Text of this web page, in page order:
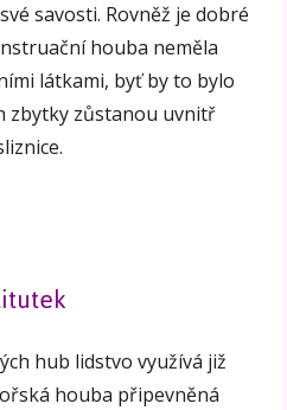
savosti. Rovněž je dobré
houba neměla
látkami, byť by to bylo
zbytky zůstanou uvnitř
hub lidstvo využívá již
houba připevněná